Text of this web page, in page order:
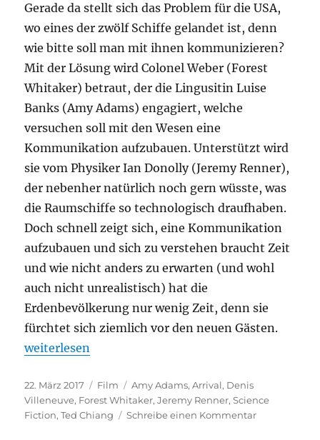
Gerade da stellt sich das Problem für die USA,
wo eines der zwölf Schiffe gelandet ist, denn
wie bitte soll man mit ihnen kommunizieren?
Mit der Lösung wird Colonel Weber (Forest
Whitaker) betraut, der die Lingusitin Luise
Banks (Amy Adams) engagiert, welche
versuchen soll mit den Wesen eine
Kommunikation aufzubauen. Unterstützt wird
sie vom Physiker Ian Donolly (Jeremy Renner),
der nebenher natürlich noch gern wüsste, was
die Raumschiffe so technologisch draufhaben.
Doch schnell zeigt sich, eine Kommunikation
aufzubauen und sich zu verstehen braucht Zeit
und wie nicht anders zu erwarten (und wohl
auch nicht unrealistisch) hat die
Erdenbevölkerung nur wenig Zeit, denn sie
fürchtet sich ziemlich vor den neuen Gästen.
„Arrival“
weiterlesen
Veröffentlicht
am
22. März 2017 Kategorien
Film Schlagwörter
Amy Adams,Arrival, Denis
Villeneuve, Forest Whitaker,Jeremy Renner,Science
Fiction,Ted Chiang Schreibe einen Kommentarzu